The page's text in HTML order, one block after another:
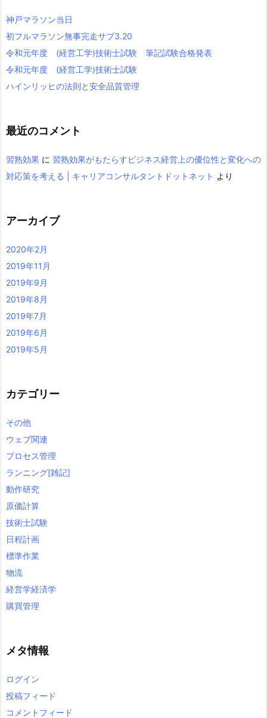
神戸マラソン当日
初フルマラソン無事完走サブ3.20
令和元年度 (経営工学)技術士試験 筆記試験合格発表
令和元年度 (経営工学)技術士試験
ハインリッヒの法則と安全品質管理
最近のコメント
習熟効果 に 習熟効果がもたらすビジネス経営上の優位性と変化への
対応策を考える | キャリアコンサルタントドットネット より
アーカイブ
2020年2月
2019年11月
2019年9月
2019年8月
2019年7月
2019年6月
2019年5月
カテゴリー
その他
ウェブ関連
プロセス管理
ランニング[雑記]
動作研究
原価計算
技術士試験
日程計画
標準作業
物流
経営学経済学
購買管理
メタ情報
ログイン
投稿フィード
コメントフィード